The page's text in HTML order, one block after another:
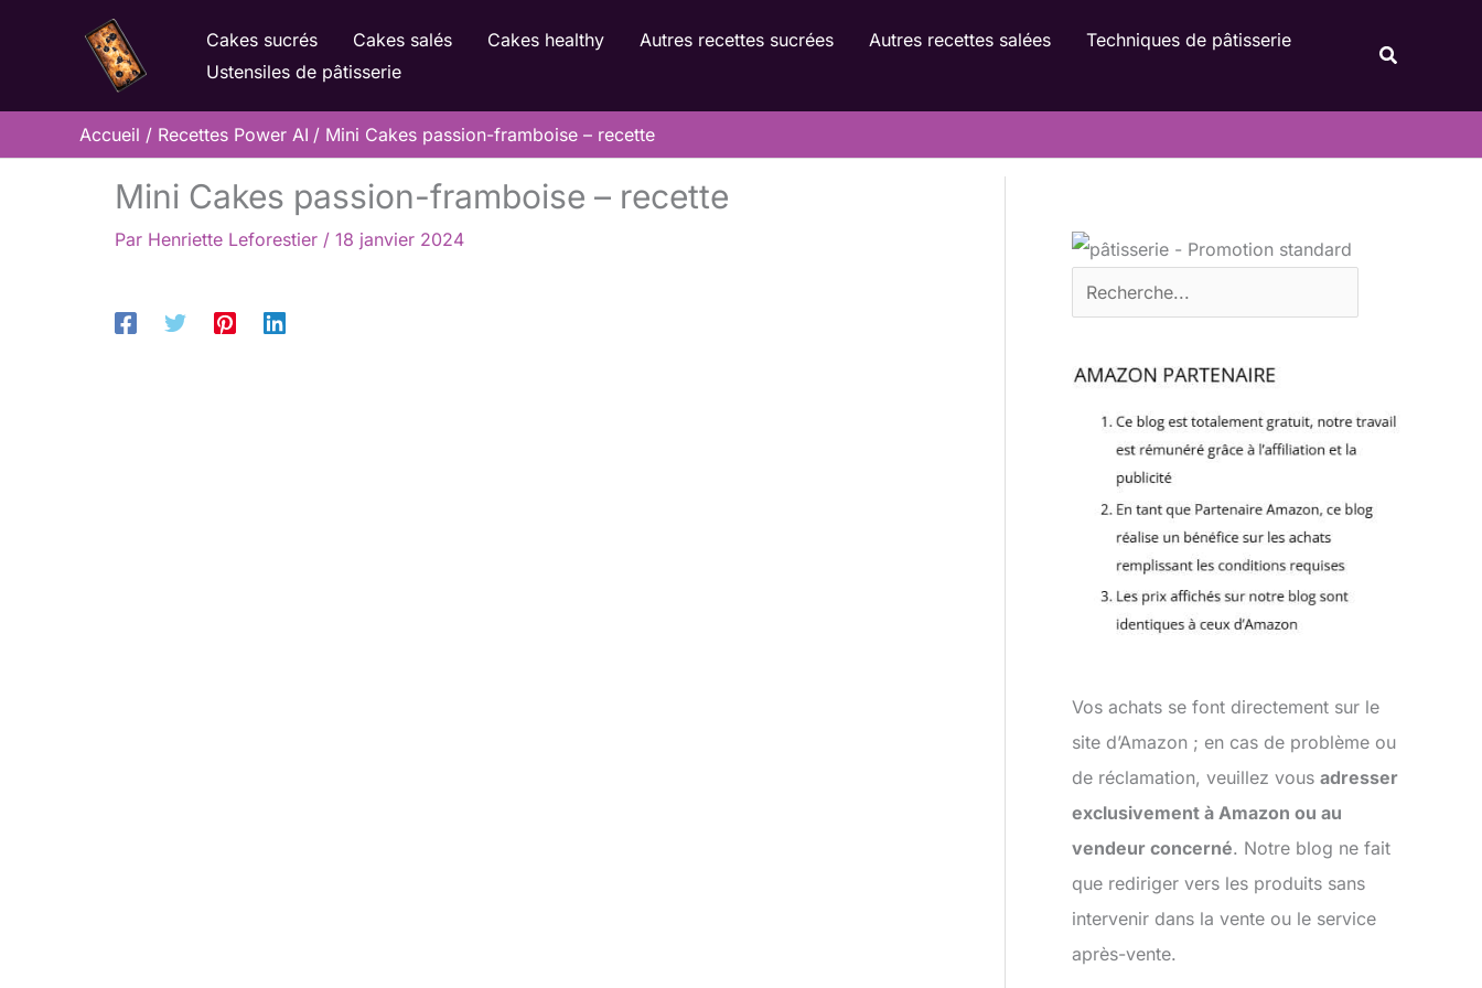
Cakes sucrés Cakes salés Cakes healthy Autres recettes sucrées Autres recettes salées
Techniques de pâtisserie
Ustensiles de pâtisserie
Accueil Recettes Power AI Mini Cakes passion-framboise – recette
Mini Cakes passion-framboise – recette
Par Henriette Leforestier / 18 janvier 2024
Vos achats se font directement sur le
site d’Amazon ; en cas de problème ou
de réclamation, veuillez vous adresser
exclusivement à Amazon ou au
vendeur concerné. Notre blog ne fait
que rediriger vers les produits sans
intervenir dans la vente ou le service
après-vente.